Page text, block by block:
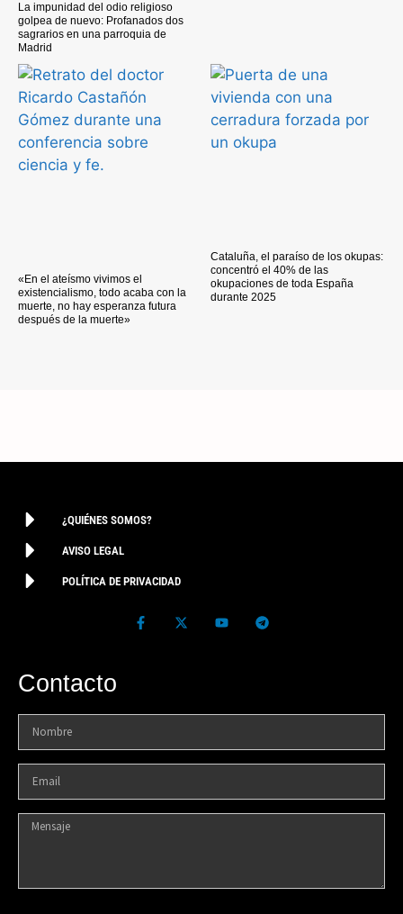
La impunidad del odio religioso
golpea de nuevo: Profanados dos
sagrarios en una parroquia de
Madrid
«En el ateísmo vivimos el
existencialismo, todo acaba con la
muerte, no hay esperanza futura
después de la muerte»
Cataluña, el paraíso de los okupas:
concentró el 40% de las
okupaciones de toda España
durante 2025
¿QUIÉNES SOMOS?
AVISO LEGAL
POLÍTICA DE PRIVACIDAD
Contacto